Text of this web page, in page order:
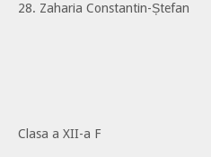
28. Zaharia Constantin-Ștefan
Clasa a XII-a F